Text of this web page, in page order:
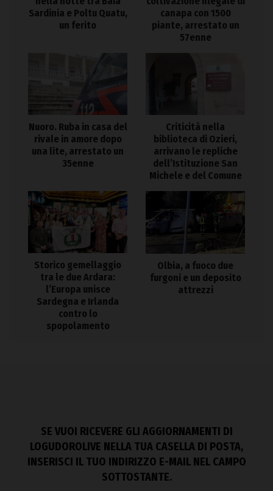
Sardinia e Poltu Quatu,
un ferito
canapa con 1500
piante, arrestato un
57enne
Nuoro. Ruba in casa del
rivale in amore dopo
una lite, arrestato un
35enne
Criticità nella
biblioteca di Ozieri,
arrivano le repliche
dell’Istituzione San
Michele e del Comune
Storico gemellaggio
tra le due Ardara:
l’Europa unisce
Sardegna e Irlanda
contro lo
spopolamento
Olbia, a fuoco due
furgoni e un deposito
attrezzi
SE VUOI RICEVERE GLI AGGIORNAMENTI DI
LOGUDOROLIVE NELLA TUA CASELLA DI POSTA,
INSERISCI IL TUO INDIRIZZO E-MAIL NEL CAMPO
SOTTOSTANTE.